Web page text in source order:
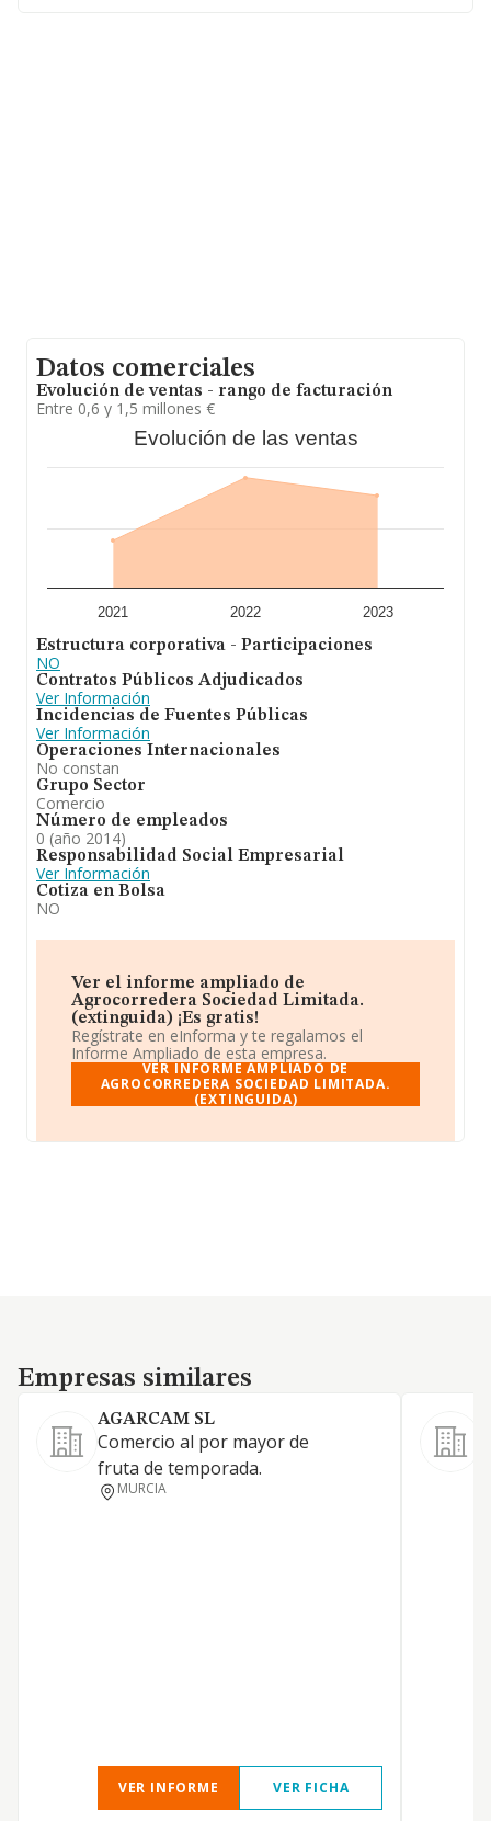
Datos comerciales
Evolución de ventas - rango de facturación
Entre 0,6 y 1,5 millones €
Evolución de las ventas
2021 2022 2023
Estructura corporativa - Participaciones
NO
Contratos Públicos Adjudicados
Ver Información
Incidencias de Fuentes Públicas
Ver Información
Operaciones Internacionales
No constan
Grupo Sector
Comercio
Número de empleados
0 (año 2014)
Responsabilidad Social Empresarial
Ver Información
Cotiza en Bolsa
NO
Ver el informe ampliado de
Agrocorredera Sociedad Limitada.
(extinguida) ¡Es gratis!
Regístrate en eInforma y te regalamos el
Informe Ampliado de esta empresa.
VER INFORME AMPLIADO DE
AGROCORREDERA SOCIEDAD LIMITADA.
(EXTINGUIDA)
Empresas similares
Empresas similares
AGARCAM SL
Comercio al por mayor de
fruta de temporada.
MURCIA
VER INFORME VER FICHA